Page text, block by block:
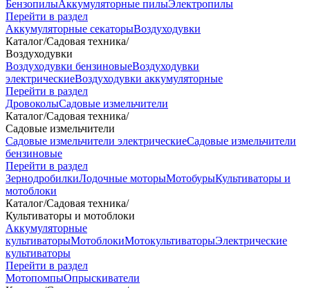
БензопилыАккумуляторные пилыЭлектропилы
Перейти в раздел
Аккумуляторные секаторыВоздуходувки
Каталог/Садовая техника/
Воздуходувки
Воздуходувки бензиновыеВоздуходувки
электрическиеВоздуходувки аккумуляторные
Перейти в раздел
ДровоколыСадовые измельчители
Каталог/Садовая техника/
Садовые измельчители
Садовые измельчители электрическиеСадовые измельчители
бензиновые
Перейти в раздел
ЗернодробилкиЛодочные моторыМотобурыКультиваторы и
мотоблоки
Каталог/Садовая техника/
Культиваторы и мотоблоки
Аккумуляторные
культиваторыМотоблокиМотокультиваторыЭлектрические
культиваторы
Перейти в раздел
МотопомпыОпрыскиватели